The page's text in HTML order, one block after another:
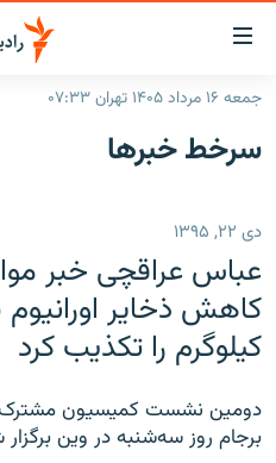
لینک‌های
قابلیت
دسترسی
بازگشت
اصلی
رفتن
به
صفحه
جستجو
ایران
رادیو
انتخاب کنید و بشنوید
برنامه‌های رادیویی
پادکست
چندرسانه‌ای
گزارش‌های ویدئویی
English
جمعه ۱۶ مرداد ۱۴۰۵ تهران ۰۷:۳۳
سرخط‌ خبرها
دی ۲۲, ۱۳۹۵
عباس عراقچی خبر
کیلوگرم را تکذیب کرد
برجام روز سه‌شنبه در وین